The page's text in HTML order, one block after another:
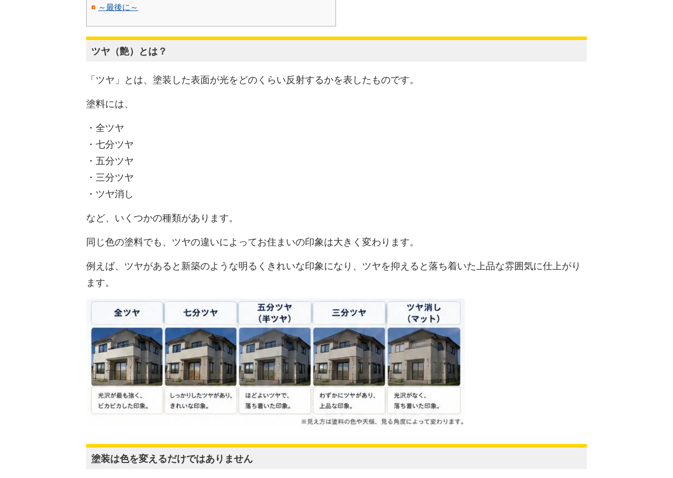
～最後に～
ツヤ（艶）とは？
「ツヤ」とは、塗装した表面が光をどのくらい反射するかを表したものです。
塗料には、
・全ツヤ
・七分ツヤ
・五分ツヤ
・三分ツヤ
・ツヤ消し
など、いくつかの種類があります。
同じ色の塗料でも、ツヤの違いによってお住まいの印象は大きく変わります。
例えば、ツヤがあると新築のような明るくきれいな印象になり、ツヤを抑えると落ち着いた上品な雰囲気に仕上がり
ます。
塗装は色を変えるだけではありません